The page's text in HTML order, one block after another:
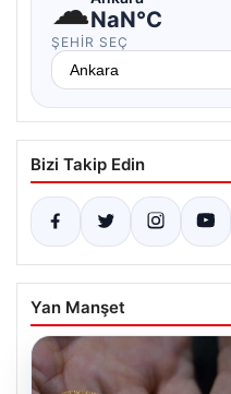
☁NaN°C
ŞEHIR SEÇ
Bizi Takip Edin
Yan Manşet